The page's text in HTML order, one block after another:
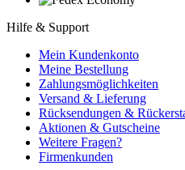
Hilfe & Support
Mein Kundenkonto
Meine Bestellung
Zahlungsmöglichkeiten
Versand & Lieferung
Rücksendungen &
Aktionen & Gutscheine
Weitere Fragen?
Firmenkunden